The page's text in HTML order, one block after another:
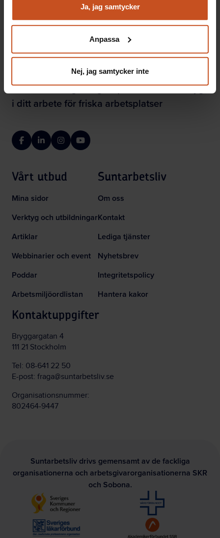
Du kan när som helst återta ditt godkännande genom att
integritet@suntarbetsliv.se.
Ja, jag samtycker
Anpassa
Nej, jag samtycker inte
Kommunikation, OSA
Suntarbetsliv ger dig inspiration och verktyg
i ditt arbete för friska arbetsplatser
FacebookLinkedInInstagramYouTube
Vårt utbud
Mina sidor
Verktyg och utbildningar
Artiklar
Webbinarier och event
Poddar
Arbetsmiljöordlistan
Suntarbetsliv
Om oss
Kontakt
Lediga tjänster
Nyhetsbrev
Integritetspolicy
Hantera kakor
Kontaktuppgifter
Bryggargatan 4
111 21 Stockholm
Tel: 08-641 22 50
E-post: fraga@suntarbetsliv.se
Organisationsnummer:
802464-9447
Suntarbetsliv drivs gemensamt av de fackliga
organisationerna och arbetsgivarorganisationerna SKR
och Sobona.